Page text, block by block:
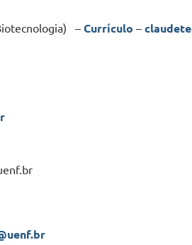
– Currículo –